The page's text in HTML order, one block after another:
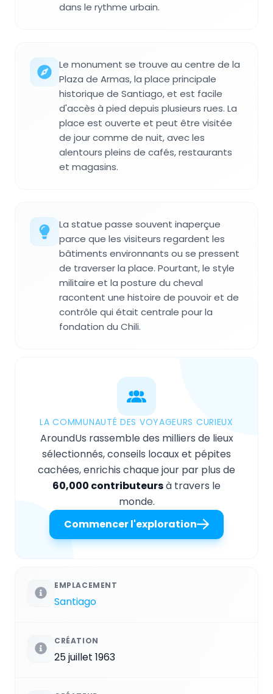
dans le rythme urbain.
Le monument se trouve au centre de la
Plaza de Armas, la place principale
historique de Santiago, et est facile
d'accès à pied depuis plusieurs rues. La
place est ouverte et peut être visitée
de jour comme de nuit, avec les
alentours pleins de cafés, restaurants
et magasins.
La statue passe souvent inaperçue
parce que les visiteurs regardent les
bâtiments environnants ou se pressent
de traverser la place. Pourtant, le style
militaire et la posture du cheval
racontent une histoire de pouvoir et de
contrôle qui était centrale pour la
fondation du Chili.
LA COMMUNAUTÉ DES VOYAGEURS CURIEUX
AroundUs rassemble des milliers de lieux
sélectionnés, conseils locaux et pépites
cachées, enrichis chaque jour par plus de
60,000 contributeursà travers le
monde.
Commencer l'exploration
EMPLACEMENT
Santiago
CRÉATION
25 juillet 1963